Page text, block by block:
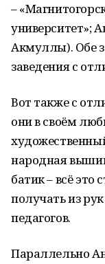
–
университет»;
Акмуллы). Обе
заведения с
Вот также с
они в своём
народная
батик – всё это
получать из
педагогов.
Параллельно